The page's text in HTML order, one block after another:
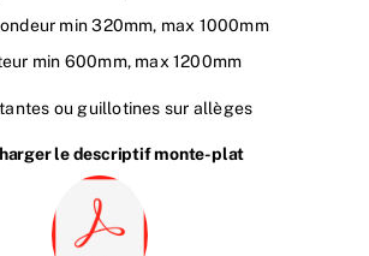
min 320mm, max 1000mm
min 600mm, max 1200mm
ou guillotines sur allèges
le descriptif monte-plat